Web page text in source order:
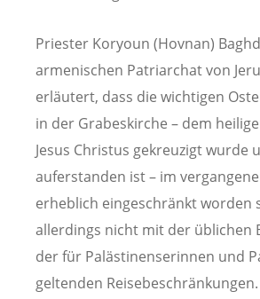
Priester Koryoun (Hovnan)
armenischen Patriarchat von
erläutert, dass die wichtigen
in der Grabeskirche – dem
Jesus Christus gekreuzigt wurde
auferstanden ist – im
erheblich eingeschränkt worden
allerdings nicht mit der üblichen
der für Palästinenserinnen und
geltenden Reisebeschränkungen.